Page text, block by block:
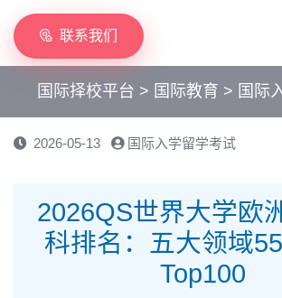
联系我们
国际择校平台 > 国际教育 > 国际
2026-05-13 国际入学留学考试
2026QS世界大学欧
科排名：五大领域
Top100